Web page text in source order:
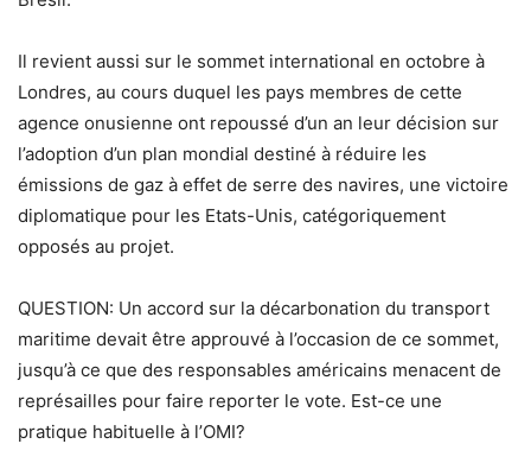
Il revient aussi sur le sommet international en octobre à
Londres, au cours duquel les pays membres de cette
agence onusienne ont repoussé d’un an leur décision sur
l’adoption d’un plan mondial destiné à réduire les
émissions de gaz à effet de serre des navires, une victoire
diplomatique pour les Etats-Unis, catégoriquement
opposés au projet.
QUESTION: Un accord sur la décarbonation du transport
maritime devait être approuvé à l’occasion de ce sommet,
jusqu’à ce que des responsables américains menacent de
représailles pour faire reporter le vote. Est-ce une
pratique habituelle à l’OMI?